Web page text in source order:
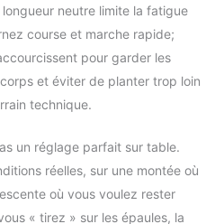
longueur neutre limite la fatigue
course et marche rapide;
pour garder les
et éviter de planter trop loin
technique.
un réglage parfait sur table.
réelles, sur une montée où
où vous voulez rester
« tirez » sur les épaules, la